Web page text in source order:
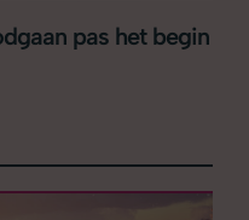
pas het begin